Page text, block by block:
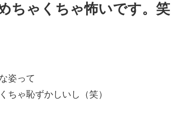
ちゃくちゃ怖いです。笑
姿って
ちゃ恥ずかしいし（笑）